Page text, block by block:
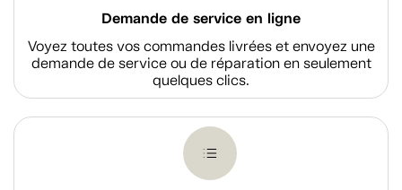
Demande de service en ligne
Voyez toutes vos commandes livrées et envoyez une
demande de service ou de réparation en seulement
quelques clics.